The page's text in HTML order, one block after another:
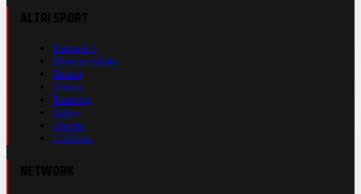
Formula 1
Motomondiale
Basket
Tennis
Running
Volley
eSports
Ciclismo